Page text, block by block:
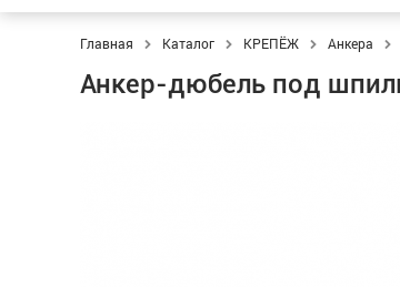
Главная Каталог КРЕПЁЖ Анкера
Анкер-дюбель под